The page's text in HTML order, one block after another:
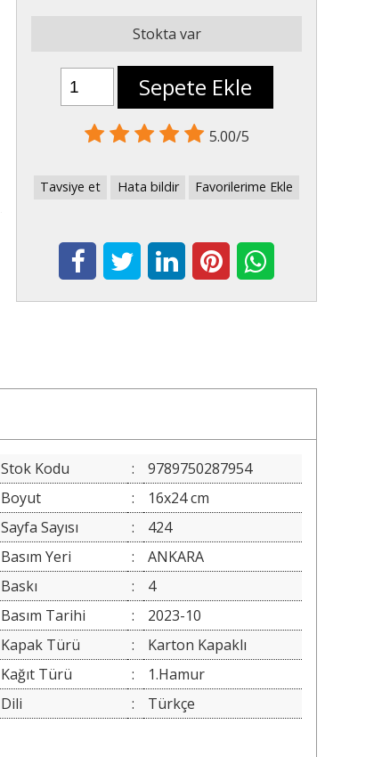
Stokta var
Sepete Ekle
5.00/5
Tavsiye et Hata bildir Favorilerime Ekle
Stok Kodu :
9789750287954
Boyut
:
16x24 cm
Sayfa Sayısı
:
424
Basım Yeri
:
ANKARA
Baskı
:
4
Basım Tarihi
:
2023-10
Kapak Türü
:
Karton Kapaklı
Kağıt Türü
:
1.Hamur
Dili
: Türkçe